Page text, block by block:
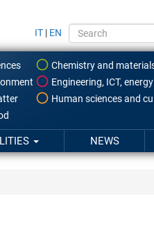
IT | EN
Chemistry and
Engineering, ICT,
Human sciences and
NEWS